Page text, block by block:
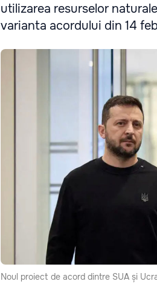
utilizarea resurselor
varianta acordului din 14
Noul proiect de acord dintre SUA și